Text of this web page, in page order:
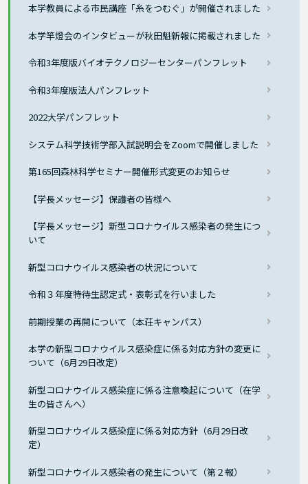
本学教員による市民講座「糸をつむぐ」が開催されました
本学竿燈会のインタビューが秋田魁新報に掲載されました
令和3年度版バイオテクノロジーセンターパンフレット
令和3年度版法人パンフレット
2022大学パンフレット
システム科学技術学部入試説明会をZoomで開催しました
第165回森林科学セミナー開催形式変更のお知らせ
【学長メッセージ】保護者の皆様へ
【学長メッセージ】新型コロナウイルス感染者の発生につ
いて
新型コロナウイルス感染者の状況について
令和３年度特待生認定式・表彰式を行いました
前期授業の再開について（本荘キャンパス）
本学の新型コロナウイルス感染症に係る対応方針の変更に
ついて（6月29日改定）
新型コロナウイルス感染症に係る注意喚起について（在学
生の皆さんへ）
新型コロナウイルス感染症に係る対応方針（6月29日改
定）
新型コロナウイルス感染者の発生について（第２報）